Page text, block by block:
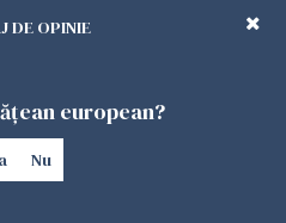
DE OPINIE
european?
Nu